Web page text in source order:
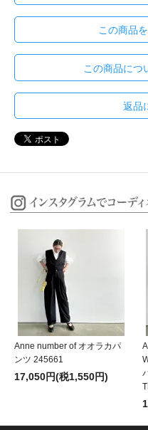
この商品
この商品につ
返品
Anne number of オオラカパ
ンツ 245661
17,050円(税1,550円)